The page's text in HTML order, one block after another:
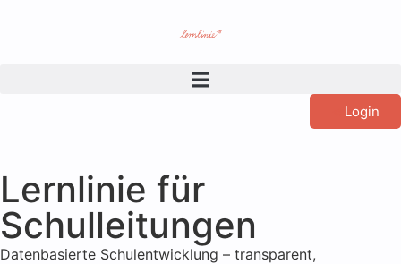
Login
Lernlinie für
Schulleitungen
Datenbasierte Schulentwicklung – transparent,